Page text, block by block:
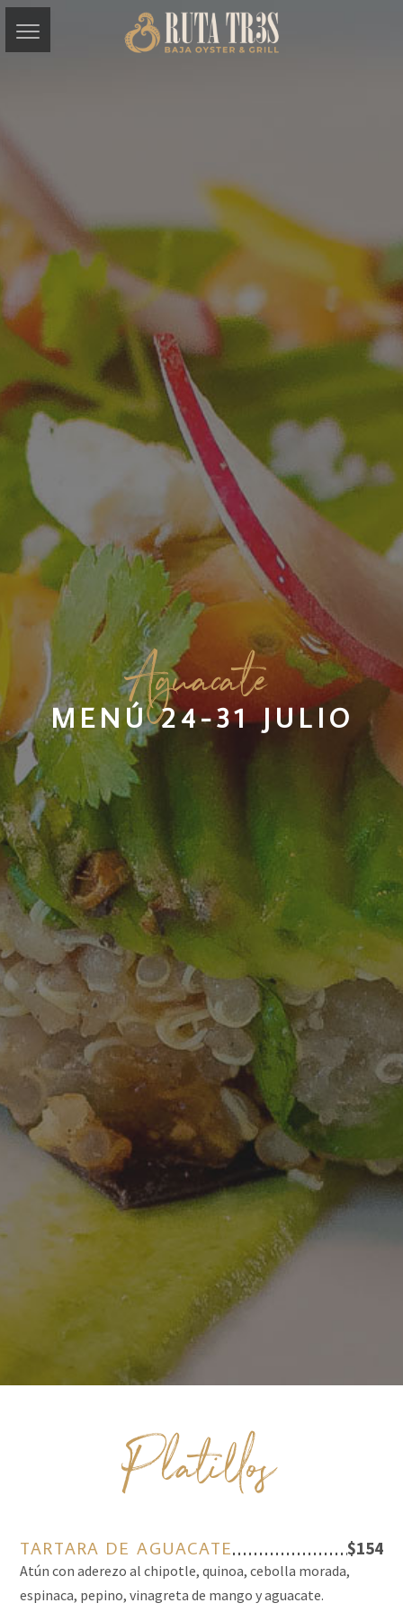
A
guacate
MENÚ 24-31 JULIO
P
latillos
TARTARA DE AGUACATE
Atún con aderezo al chipotle, quinoa, cebolla morada,
espinaca, pepino, vinagreta de mango y aguacate.
$154